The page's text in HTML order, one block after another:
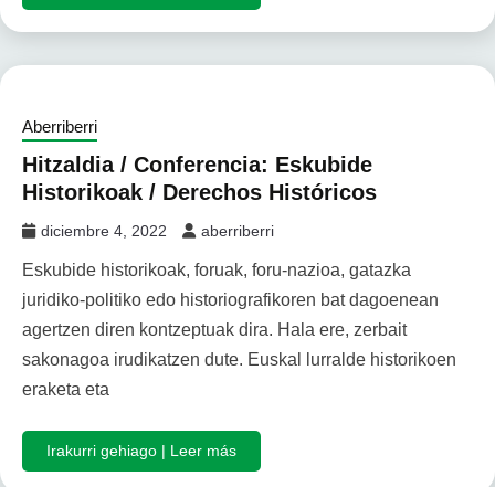
Aberriberri
Hitzaldia / Conferencia: Eskubide
Historikoak / Derechos Históricos
diciembre 4, 2022 aberriberri
Eskubide historikoak, foruak, foru-nazioa, gatazka
juridiko-politiko edo historiografikoren bat dagoenean
agertzen diren kontzeptuak dira. Hala ere, zerbait
sakonagoa irudikatzen dute. Euskal lurralde historikoen
eraketa eta
Irakurri gehiago | Leer más